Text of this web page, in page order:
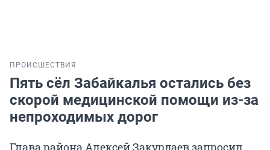
ПРОИСШЕСТВИЯ
Пять сёл Забайкалья остались без
скорой медицинской помощи из-за
непроходимых дорог
Глава района Алексей Закурдаев запросил